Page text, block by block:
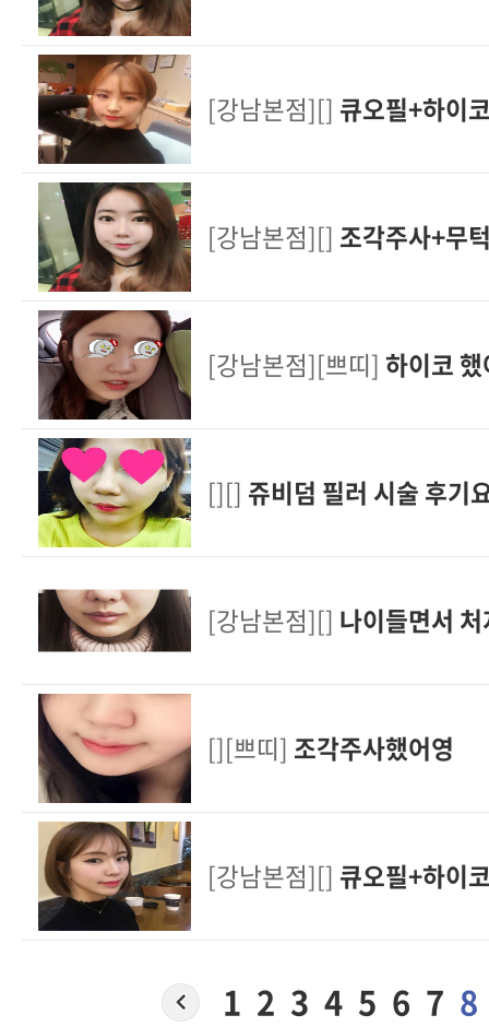
[강남본점][] 큐오필+하이
[강남본점][] 조각주사+무
[강남본점][쁘띠] 하이코
[][] 쥬비덤 필러 시술 후기
[강남본점][] 나이들면서
[][쁘띠] 조각주사했어영
[강남본점][] 큐오필+하이
1 2 3 4 5 6 7 8